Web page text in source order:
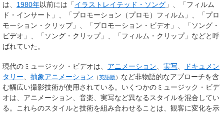
は、 1980年以前には「イラストレイテッド・ソング 」、「フィルム
ド・インサート」、「プロモーション（プロモ）フィルム」、「プロ
モーション・クリップ」、「プロモーション・ビデオ」、「ソング・
ビデオ」、「ソング・クリップ」、「フィルム・クリップ」などと呼
ばれていた。
現代のミュージック・ビデオは、 アニメーション 実写
ドキュメン
タリー
抽象アニメーション （英語版 ） など非物語的なアプローチを含
む幅広い撮影技術が使用されている。いくつかのミュージック・ビデ
オは、アニメーション、音楽、実写など異なるスタイルを混合してい
る。これらのスタイルと技術を組み合わせることは、観客に変化を示